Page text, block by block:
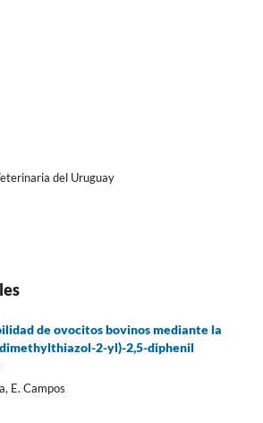
del Uruguay
de ovocitos bovinos mediante la
2-yl)-2,5-diphenil
E. Campos